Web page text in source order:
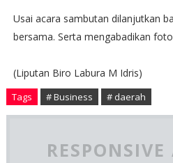
Usai acara sambutan dilanjutkan
bersama. Serta mengabadikan
(Liputan Biro Labura M Idris)
Tags # Business # daerah
RESPONSIVE